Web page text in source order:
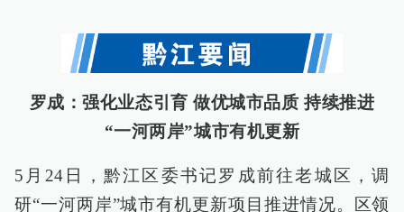
罗成：强化业态引育 做优城市品质 持续推进
“一河两岸”城市有机更新
5月24日，黔江区委书记罗成前往老城区，调
研“一河两岸”城市有机更新项目推进情况。区领